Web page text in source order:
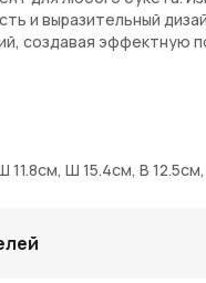
и выразительный
создавая эффектную
композиций
событий
в интернет-
Ш 15.4см, В